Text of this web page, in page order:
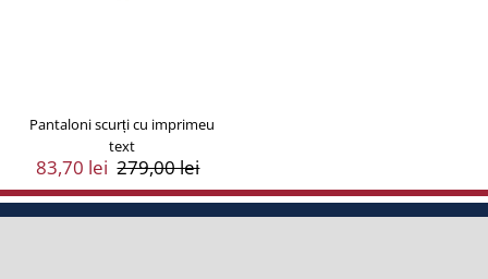
Pantaloni scurți cu imprimeu
text
Preț
Vânzare
83,70 lei Preț
Întreg
279,00 lei